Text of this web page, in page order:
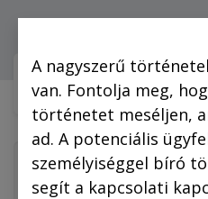
A nagyszerű
van. Fontolja meg,
történetet meséljen,
ad. A potenciális
személyiséggel bíró
segít a kapcsolati